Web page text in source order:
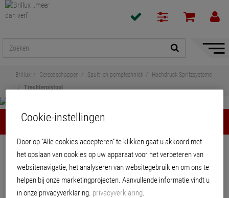
Brillux Gereedschappen Spuit- en pomptechniek
Hochdruck-Spritzsysteme
Trechterpistool
Trechterpistool
Trechterpistool
Cookie-instellingen
Door op “Alle cookies accepteren” te klikken gaat u akkoord met
het opslaan van cookies op uw apparaat voor het verbeteren van
websitenavigatie, het analyseren van websitegebruik en om ons te
helpen bij onze marketingprojecten. Aanvullende informatie vindt u
in onze privacyverklaring. privacyverklaring.